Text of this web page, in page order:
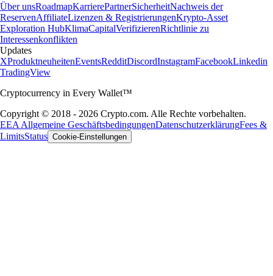
Über unsRoadmapKarrierePartnerSicherheitNachweis der
ReservenAffiliateLizenzen & RegistrierungenKrypto-Asset
Exploration HubKlimaCapitalVerifizierenRichtlinie zu
Interessenkonflikten
Updates
XProduktneuheitenEventsRedditDiscordInstagramFacebookLinkedin
TradingView
Cryptocurrency in Every Wallet™
Copyright © 2018 - 2026 Crypto.com. Alle Rechte vorbehalten.
EEA Allgemeine GeschäftsbedingungenDatenschutzerklärungFees &
LimitsStatus Cookie-Einstellungen